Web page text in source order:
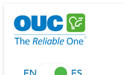
contenido